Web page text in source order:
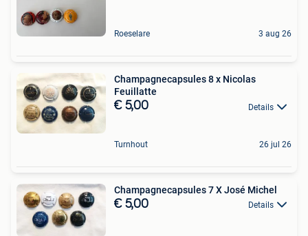
Roeselare 3 aug 26
Champagnecapsules 8 x Nicolas
Feuillatte
€ 5,00 Details
Turnhout 26 jul 26
Champagnecapsules 7 X José Michel
€ 5,00 Details